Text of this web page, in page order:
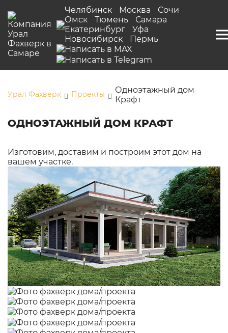
Челябинск Москва
Сочи
Омск
Тюмень
Самара
Екатеринбург
Уфа
Новосибирск
Пермь
Урал Фахверк Проекты
Одноэтажный дом
Крафт
ОДНОЭТАЖНЫЙ ДОМ КРАФТ
Изготовим, доставим и построим этот дом на
вашем участке.